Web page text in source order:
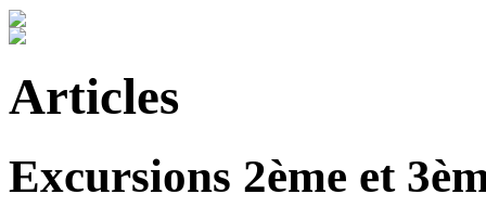
Articles
Excursions 2ème et